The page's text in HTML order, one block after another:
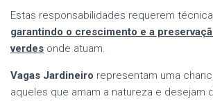
Estas responsabilidades requerem
garantindo o crescimento e a
verdes onde atuam.
Vagas Jardineiro representam uma
aqueles que amam a natureza e desejam